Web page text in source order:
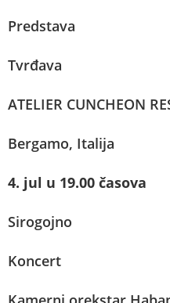
Predstava
Tvrđava
ATELIER CUNCHEON
Bergamo, Italija
4. jul u 19.00 časova
Sirogojno
Koncert